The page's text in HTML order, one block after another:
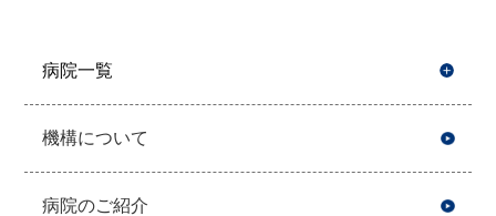
病院一覧
機構について
病院のご紹介